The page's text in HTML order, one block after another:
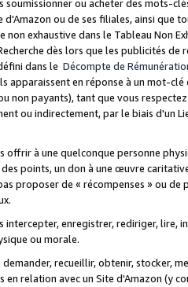
soumissionner ou acheter des mots-
ou de ses filiales, ainsi que
exhaustive dans le Tableau Non
dès lors que les publicités de
dans le Décompte de
apparaissent en réponse à un mot-
non payants), tant que vous
ou indirectement, par le biais d'un
offrir à une quelconque personne
points, un don à une œuvre
proposer de « récompenses » ou
intercepter, enregistrer, rediriger,
ou morale.
demander, recueillir, obtenir, stocker,
en relation avec un Site d'Amazon (y